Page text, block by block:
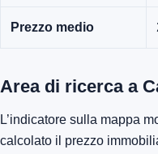
Prezzo medio
Area di ricerca a
L’indicatore sulla mappa
calcolato il prezzo